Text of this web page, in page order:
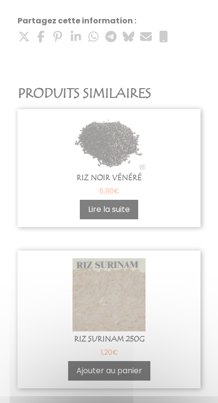
Partagez cette information :
PRODUITS SIMILAIRES
RIZ NOIR VÉNÉRÉ
6,90€
Lire la suite
RIZ SURINAM 250G
1,20€
Ajouter au panier